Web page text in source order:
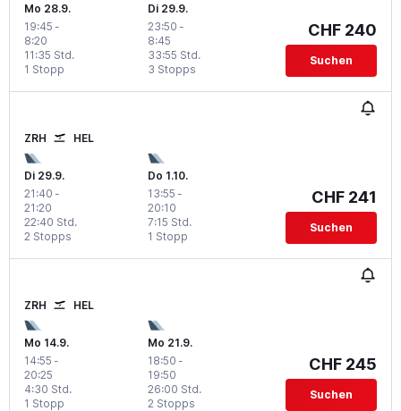
Mo 28.9.
19:45 -
8:20
1 Stopp
11:35 Std.
Di 29.9.
23:50 -
8:45
3 Stopps
33:55 Std.
CHF 240
Suchen
ZRH HEL
Di 29.9.
21:40 -
21:20
2 Stopps
22:40 Std.
Do 1.10.
13:55 -
20:10
1 Stopp
7:15 Std.
CHF 241
Suchen
ZRH HEL
Mo 14.9.
14:55 -
20:25
1 Stopp
4:30 Std.
Mo 21.9.
18:50 -
19:50
2 Stopps
26:00 Std.
CHF 245
Suchen